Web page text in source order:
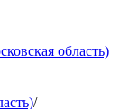
область)
/